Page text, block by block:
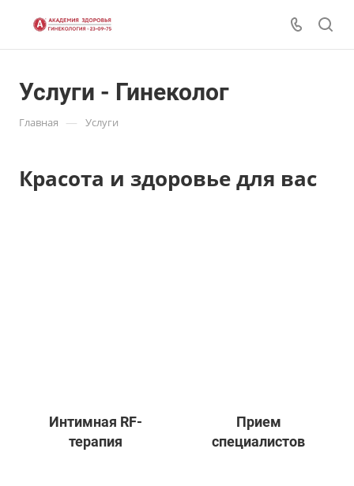
Услуги - Гинеколог
Главная — Услуги
Красота и здоровье для вас
Интимная RF-
терапия
Прием
специалистов